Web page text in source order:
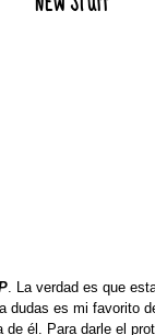
. La verdad es que
es mi favorito
él. Para darle el